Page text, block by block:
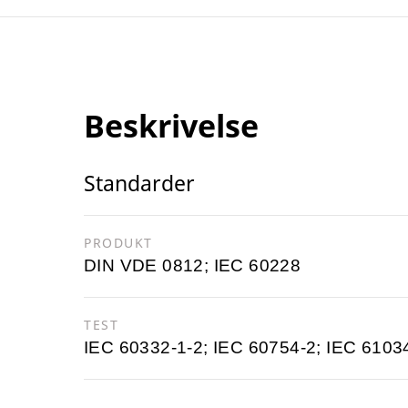
Beskrivelse
Standarder
PRODUKT
DIN VDE 0812; IEC 60228
TEST
IEC 60332-1-2; IEC 60754-2; IEC